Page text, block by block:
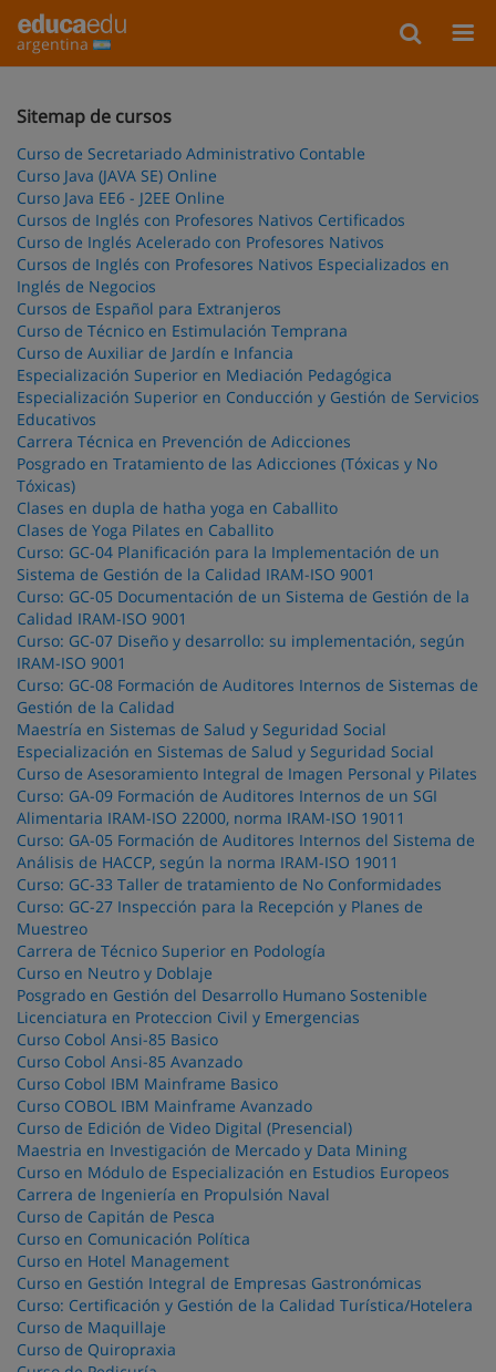
argentina
Sitemap de cursos
Curso de Secretariado Administrativo Contable
Curso Java (JAVA SE) Online
Curso Java EE6 - J2EE Online
Cursos de Inglés con Profesores Nativos Certificados
Curso de Inglés Acelerado con Profesores Nativos
Cursos de Inglés con Profesores Nativos Especializados en
Inglés de Negocios
Cursos de Español para Extranjeros
Curso de Técnico en Estimulación Temprana
Curso de Auxiliar de Jardín e Infancia
Especialización Superior en Mediación Pedagógica
Especialización Superior en Conducción y Gestión de Servicios
Educativos
Carrera Técnica en Prevención de Adicciones
Posgrado en Tratamiento de las Adicciones (Tóxicas y No
Tóxicas)
Clases en dupla de hatha yoga en Caballito
Clases de Yoga Pilates en Caballito
Curso: GC-04 Planificación para la Implementación de un
Sistema de Gestión de la Calidad IRAM-ISO 9001
Curso: GC-05 Documentación de un Sistema de Gestión de la
Calidad IRAM-ISO 9001
Curso: GC-07 Diseño y desarrollo: su implementación, según
IRAM-ISO 9001
Curso: GC-08 Formación de Auditores Internos de Sistemas de
Gestión de la Calidad
Maestría en Sistemas de Salud y Seguridad Social
Especialización en Sistemas de Salud y Seguridad Social
Curso de Asesoramiento Integral de Imagen Personal y Pilates
Curso: GA-09 Formación de Auditores Internos de un SGI
Alimentaria IRAM-ISO 22000, norma IRAM-ISO 19011
Curso: GA-05 Formación de Auditores Internos del Sistema de
Análisis de HACCP, según la norma IRAM-ISO 19011
Curso: GC-33 Taller de tratamiento de No Conformidades
Curso: GC-27 Inspección para la Recepción y Planes de
Muestreo
Carrera de Técnico Superior en Podología
Curso en Neutro y Doblaje
Posgrado en Gestión del Desarrollo Humano Sostenible
Licenciatura en Proteccion Civil y Emergencias
Curso Cobol Ansi-85 Basico
Curso Cobol Ansi-85 Avanzado
Curso Cobol IBM Mainframe Basico
Curso COBOL IBM Mainframe Avanzado
Curso de Edición de Video Digital (Presencial)
Maestria en Investigación de Mercado y Data Mining
Curso en Módulo de Especialización en Estudios Europeos
Carrera de Ingeniería en Propulsión Naval
Curso de Capitán de Pesca
Curso en Comunicación Política
Curso en Hotel Management
Curso en Gestión Integral de Empresas Gastronómicas
Curso: Certificación y Gestión de la Calidad Turística/Hotelera
Curso de Maquillaje
Curso de Quiropraxia